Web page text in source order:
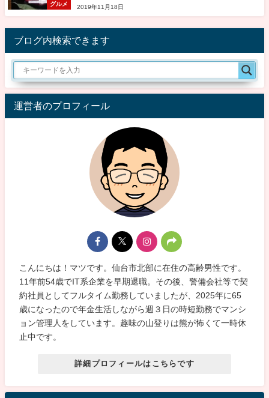
グルメ
2019年11月18日
ブログ内検索できます
運営者のプロフィール
こんにちは！マツです。仙台市北部に在住の高齢男性です。
11年前54歳でIT系企業を早期退職。その後、警備会社等で契
約社員としてフルタイム勤務していましたが、2025年に65
歳になったので年金生活しながら週３日の時短勤務でマンシ
ョン管理人をしています。趣味の山登りは熊が怖くて一時休
止中です。
詳細プロフィールはこちらです